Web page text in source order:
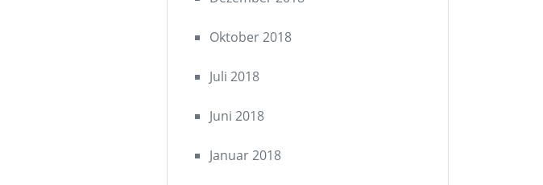
Oktober 2018
Juli 2018
Juni 2018
Januar 2018